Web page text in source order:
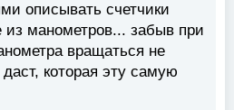
описывать счетчики
манометров... забыв при
вращаться не
которая эту самую